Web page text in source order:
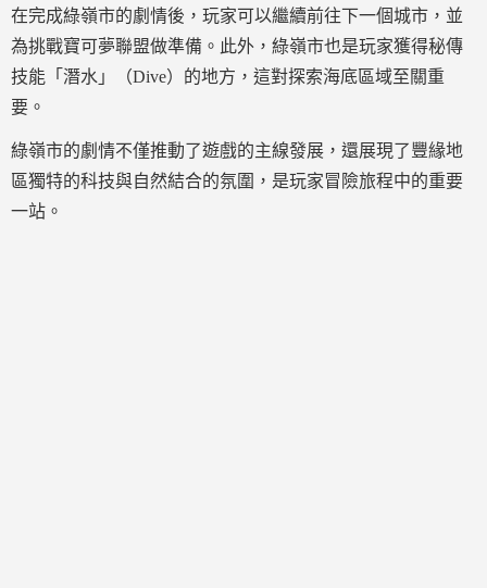
在完成綠嶺市的劇情後，玩家可以繼續前往下一個城市，並
為挑戰寶可夢聯盟做準備。此外，綠嶺市也是玩家獲得秘傳
技能「潛水」（Dive）的地方，這對探索海底區域至關重
要。
綠嶺市的劇情不僅推動了遊戲的主線發展，還展現了豐緣地
區獨特的科技與自然結合的氛圍，是玩家冒險旅程中的重要
一站。